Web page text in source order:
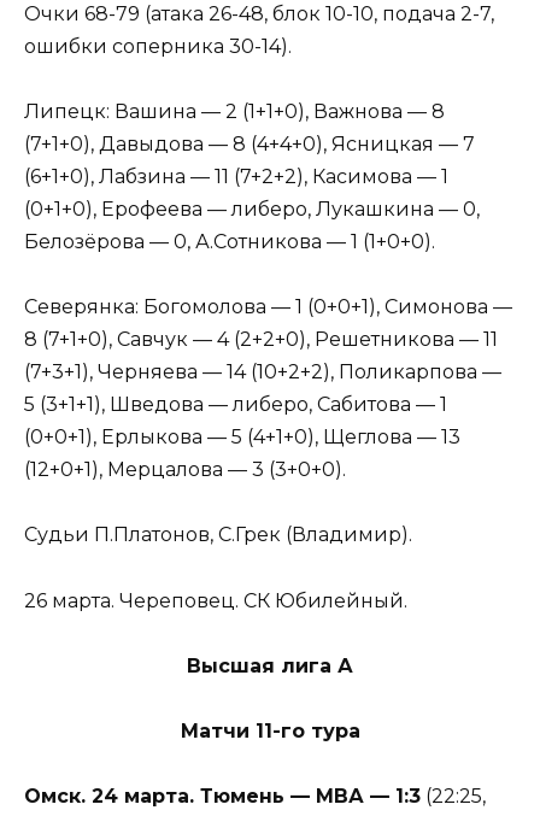
Очки 68-79 (атака 26-48, блок 10-10, подача 2-7,
ошибки соперника 30-14).
Липецк: Вашина — 2 (1+1+0), Важнова — 8
(7+1+0), Давыдова — 8 (4+4+0), Ясницкая — 7
(6+1+0), Лабзина — 11 (7+2+2), Касимова — 1
(0+1+0), Ерофеева — либеро, Лукашкина — 0,
Белозёрова — 0, А.Сотникова — 1 (1+0+0).
Северянка: Богомолова — 1 (0+0+1), Симонова —
8 (7+1+0), Савчук — 4 (2+2+0), Решетникова — 11
(7+3+1), Черняева — 14 (10+2+2), Поликарпова —
5 (3+1+1), Шведова — либеро, Сабитова — 1
(0+0+1), Ерлыкова — 5 (4+1+0), Щеглова — 13
(12+0+1), Мерцалова — 3 (3+0+0).
Судьи П.Платонов, С.Грек (Владимир).
26 марта. Череповец. СК Юбилейный.
Высшая лига А
Матчи 11-го тура
Омск. 24 марта. Тюмень — МВА — 1:3 (22:25,